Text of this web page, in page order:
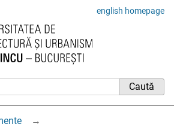
english homepage
→